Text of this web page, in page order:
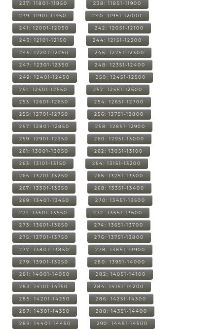
237: 11801-11850 238: 11851-11900
239: 11901-11950 240: 11951-12000
241: 12001-12050 242: 12051-12100
243: 12101-12150 244: 12151-12200
245: 12201-12250 246: 12251-12300
247: 12301-12350 248: 12351-12400
249: 12401-12450 250: 12451-12500
251: 12501-12550 252: 12551-12600
253: 12601-12650 254: 12651-12700
255: 12701-12750 256: 12751-12800
257: 12801-12850 258: 12851-12900
259: 12901-12950 260: 12951-13000
261: 13001-13050 262: 13051-13100
263: 13101-13150 264: 13151-13200
265: 13201-13250 266: 13251-13300
267: 13301-13350 268: 13351-13400
269: 13401-13450 270: 13451-13500
271: 13501-13550 272: 13551-13600
273: 13601-13650 274: 13651-13700
275: 13701-13750 276: 13751-13800
277: 13801-13850 278: 13851-13900
279: 13901-13950 280: 13951-14000
281: 14001-14050 282: 14051-14100
283: 14101-14150 284: 14151-14200
285: 14201-14250 286: 14251-14300
287: 14301-14350 288: 14351-14400
289: 14401-14450 290: 14451-14500